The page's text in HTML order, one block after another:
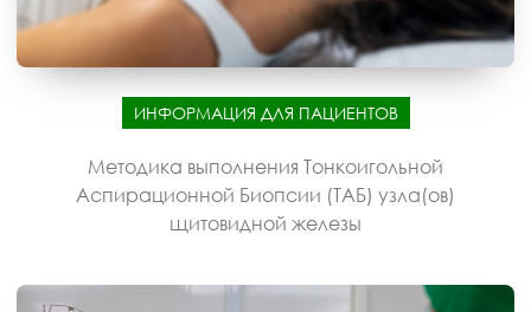
ИНФОРМАЦИЯ ДЛЯ ПАЦИЕНТОВ
Методика выполнения Тонкоигольной
Аспирационной Биопсии (ТАБ) узла(ов)
щитовидной железы